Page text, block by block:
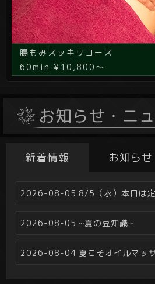
腸もみスッキリコース
60min ¥10,800～
新着情報 お知らせ
2026-08-05 8/5（水）本日は
2026-08-05 ~夏の豆知識~
2026-08-04 夏こそオイルマッ